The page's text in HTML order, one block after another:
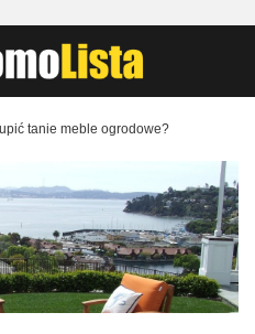
tanie meble ogrodowe?